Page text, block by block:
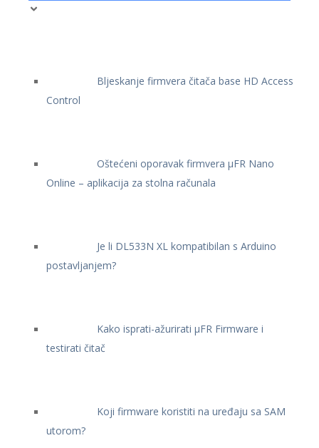
Bljeskanje firmvera čitača base HD Access
Control
Oštećeni oporavak firmvera μFR Nano
Online – aplikacija za stolna računala
Je li DL533N XL kompatibilan s Arduino
postavljanjem?
Kako isprati-ažurirati μFR Firmware i
testirati čitač
Koji firmware koristiti na uređaju sa SAM
utorom?